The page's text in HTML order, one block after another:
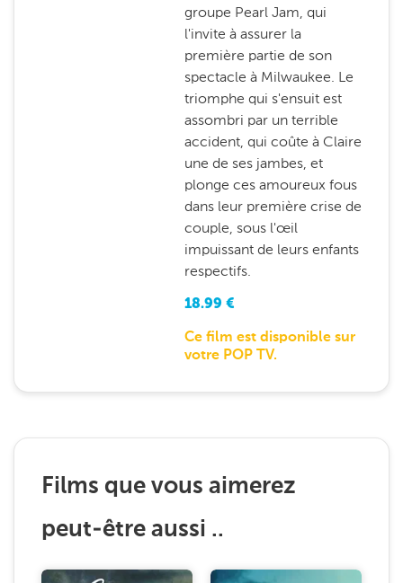
groupe Pearl Jam, qui
l'invite à assurer la
première partie de son
spectacle à Milwaukee. Le
triomphe qui s'ensuit est
assombri par un terrible
accident, qui coûte à Claire
une de ses jambes, et
plonge ces amoureux fous
dans leur première crise de
couple, sous l'œil
impuissant de leurs enfants
respectifs.
18.99 €
Ce film est disponible sur
votre POP TV.
Films que vous aimerez
peut-être aussi ..